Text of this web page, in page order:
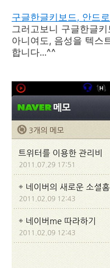
구글한글키보드, 안드
그러고보니 구글한글
아니여도, 음성을 텍스
합니다...^^